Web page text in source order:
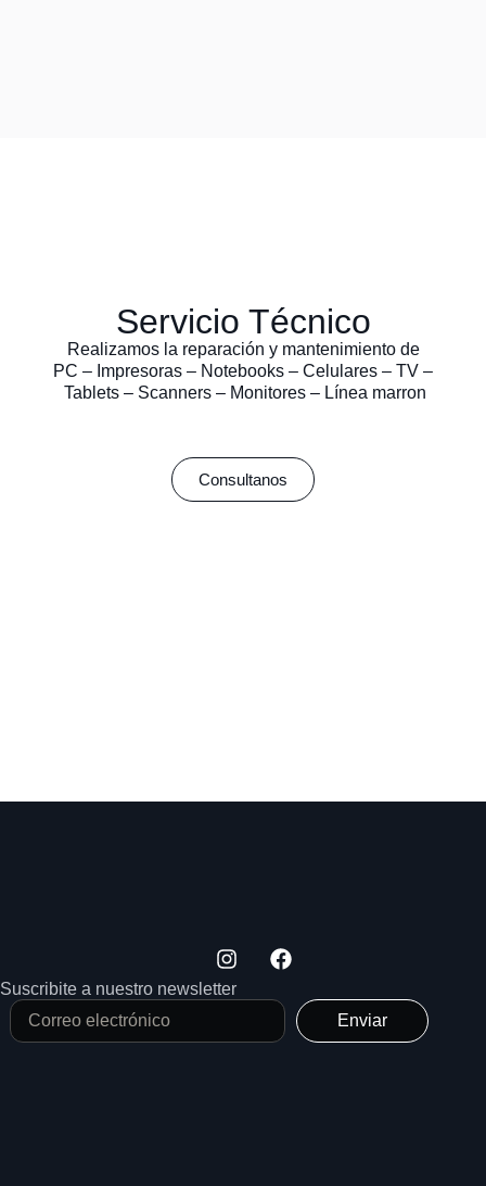
Servicio Técnico
Realizamos la reparación y mantenimiento de
PC – Impresoras – Notebooks – Celulares – TV –
Tablets – Scanners – Monitores – Línea marron
Consultanos
Suscribite a nuestro newsletter
Enviar